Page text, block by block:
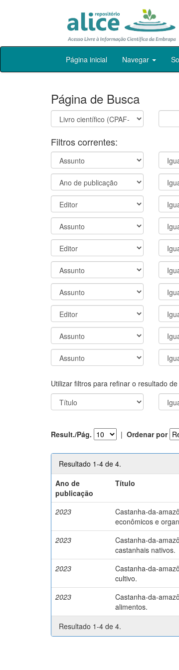
Skip
Página inicial Navegar
Página de Busca
Filtros correntes:
Utilizar filtros para refinar o resultado
Result./Pág. | Ordenar por
Resultado 1-4 de 4.
Ano de
publicação
Título
2023
Castanha-da-
econômicos e
2023
Castanha-da-
castanhais nativos.
2023
Castanha-da-
cultivo.
2023
Castanha-da-
alimentos.
Resultado 1-4 de 4.